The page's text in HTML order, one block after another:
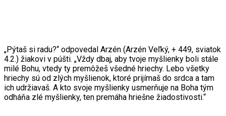
„Pýtaš si radu?“ odpovedal Arzén (Arzén Veľký, + 449, sviatok
4.2.) žiakovi v púšti. „Vždy dbaj, aby tvoje myšlienky boli stále
milé Bohu, vtedy ty premôžeš všedné hriechy. Lebo všetky
hriechy sú od zlých myšlienok, ktoré prijímaš do srdca a tam
ich udržiavaš. A kto svoje myšlienky usmerňuje na Boha tým
odháňa zlé myšlienky, ten premáha hriešne žiadostivosti.“